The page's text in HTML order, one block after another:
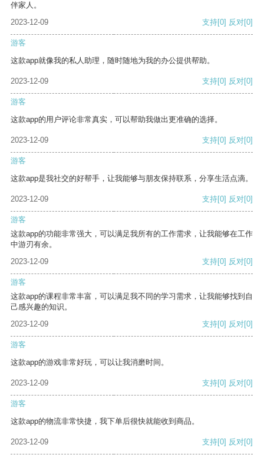
伴家人。
2023-12-09
支持[0] 反对[0]
游客
这款app就像我的私人助理，随时随地为我的办公提供帮助。
2023-12-09 支持[0] 反对[0]
游客
这款app的用户评论非常真实，可以帮助我做出更准确的选择。
2023-12-09 支持[0] 反对[0]
游客
这款app是我社交的好帮手，让我能够与朋友保持联系，分享生活点滴。
2023-12-09 支持[0] 反对[0]
游客
这款app的功能非常强大，可以满足我所有的工作需求，让我能够在工作
中游刃有余。
2023-12-09
支持[0] 反对[0]
游客
这款app的课程非常丰富，可以满足我不同的学习需求，让我能够找到自
己感兴趣的知识。
2023-12-09
支持[0] 反对[0]
游客
这款app的游戏非常好玩，可以让我消磨时间。
2023-12-09 支持[0] 反对[0]
游客
这款app的物流非常快捷，我下单后很快就能收到商品。
2023-12-09 支持[0] 反对[0]